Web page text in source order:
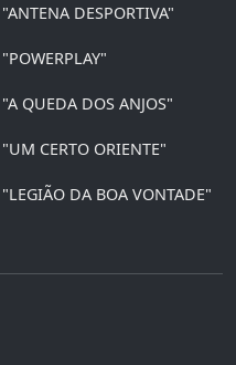
"ANTENA DESPORTIVA"
"POWERPLAY"
"A QUEDA DOS ANJOS"
"UM CERTO ORIENTE"
"LEGIÃO DA BOA VONTADE"